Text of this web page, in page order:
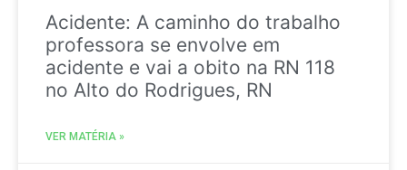
Acidente: A caminho do trabalho
professora se envolve em
acidente e vai a obito na RN 118
no Alto do Rodrigues, RN
VER MATÉRIA »